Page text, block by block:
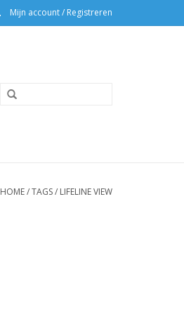
Mijn account / Registreren
HOME/TAGS/ LIFELINE VIEW